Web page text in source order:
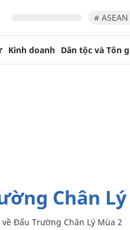
#
Kinh doanh Dân tộc và Tôn
Chân
về Đấu Trường Chân Lý Mùa 2